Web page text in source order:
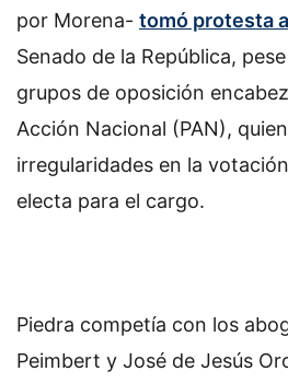
por Morena- tomó protesta
Senado de la República,
grupos de oposición
Acción Nacional (PAN),
irregularidades en la
electa para el cargo.
Piedra competía con los
Peimbert y José de Jesús